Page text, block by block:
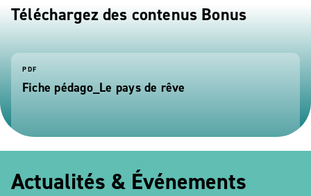
Téléchargez des contenus Bonus
PDF
Fiche pédago_Le pays de rêve
Actualités & Événements